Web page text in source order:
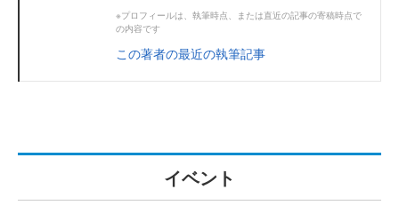
※プロフィールは、執筆時点、または直近の記事の寄稿時点で
の内容です
この著者の最近の執筆記事
イベント